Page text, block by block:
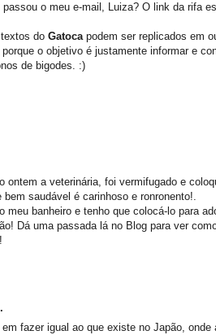
passou o meu e-mail, Luiza? O link da rifa
do Gatocapodem ser replicados em
o objetivo é justamente informar e
de bigodes. :)
ontem a veterinária, foi vermifugado e
bem saudável é carinhoso e ronronento!.
meu banheiro e tenho que colocá-lo para
Dá uma passada lá no Blog para ver
em fazer igual ao que existe no Japão,